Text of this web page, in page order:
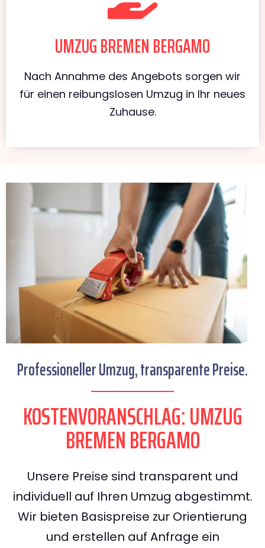
UMZUG BREMEN BERGAMO
Nach Annahme des Angebots sorgen wir
für einen reibungslosen Umzug in Ihr neues
Zuhause.
Professioneller Umzug, transparente Preise.
KOSTENVORANSCHLAG: UMZUG
BREMEN BERGAMO
Unsere Preise sind transparent und
individuell auf Ihren Umzug abgestimmt.
Wir bieten Basispreise zur Orientierung
und erstellen auf Anfrage ein